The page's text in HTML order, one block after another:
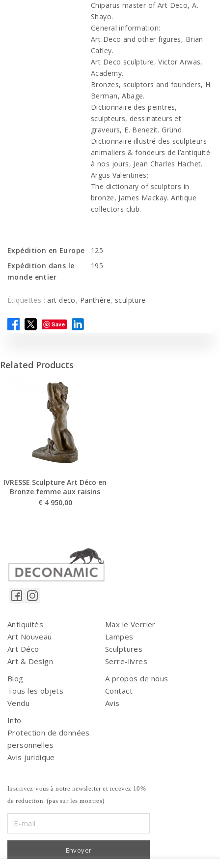
Chiparus master of Art Deco, A.
Shayo.
General information:
Art Deco and other figures, Brian
Catley.
Art Deco sculpture, Victor Arwas,
Academy.
Bronzes, sculptors and founders, H.
Berman, Abage.
Dictionnaire des peintres,
sculpteurs, dessinateurs et
graveurs, E. Benezit. Gründ
Dictionnaire illustré des sculpteurs
animaliers & fondeurs de l’antiquité
à nos jours, Jean Charles Hachet.
Argus Valentines;
The dictionary of sculptors in
bronze, James Mackay. Antique
collectors club.
Expédition en Europe
125
Expédition dans le
monde entier
195
Étiquettes : art deco, Panthère, sculpture
Save
Related Products
IVRESSE Sculpture Art Déco en
Bronze femme aux raisins
€ 4 950,00
Antiquités
Art Nouveau
Art Déco
Art & Design
Max le Verrier
Lampes
Sculptures
Serre-livres
Blog
Tous les objets
Vendu
A propos de nous
Contact
Avis
Info
Protection de données
personnelles
Avis juridique
Inscrivez-vous à notre newsletter et recevez 10%
de reduction. (pas sur les montres)